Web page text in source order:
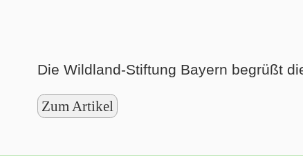
Die Wildland-Stiftung Bayern begrüßt
Zum Artikel